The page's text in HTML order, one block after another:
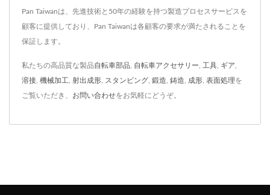
Pan Taiwanは、先進技術と50年の経験を持つ製造プロセスサービスを
顧客に提供しており、Pan Taiwanは各顧客の要求が満たされることを
保証します。
私たちの高品質な製品自転車部品 自転車アクセサリー 工具 ギア
溶接 機械加工 射出成形 スタンピング 鍛造 鋳造 成形 表面処理を
ご覧いただき、 お問い合わせをお気軽にどうぞ。